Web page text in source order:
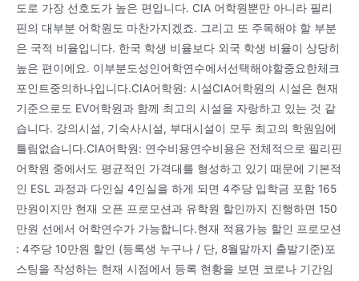
도로 가장 선호도가 높은 편입니다. CIA 어학원뿐만 아니라 필리
핀의 대부분 어학원도 마찬가지겠죠. 그리고 또 주목해야 할 부분
은 국적 비율입니다. 한국 학생 비율보다 외국 학생 비율이 상당히
높은 편이에요. 이부분도성인어학연수에서선택해야할중요한체크
포인트중의하나입니다.CIA어학원: 시설CIA어학원의 시설은 현재
기준으로도 EV어학원과 함께 최고의 시설을 자랑하고 있는 것 같
습니다. 강의시설, 기숙사시설, 부대시설이 모두 최고의 학원임에
틀림없습니다.CIA어학원: 연수비용연수비용은 전체적으로 필리핀
어학원 중에서도 평균적인 가격대를 형성하고 있기 때문에 기본적
인 ESL 과정과 다인실 4인실을 하게 되면 4주당 입학금 포함 165
만원이지만 현재 오픈 프로모션과 유학원 할인까지 진행하면 150
만원 선에서 어학연수가 가능합니다.현재 적용가능 할인 프로모션
: 4주당 10만원 할인 (등록생 누구나 / 단, 8월말까지 출발기준)포
스팅을 작성하는 현재 시점에서 등록 현황을 보면 코로나 기간임